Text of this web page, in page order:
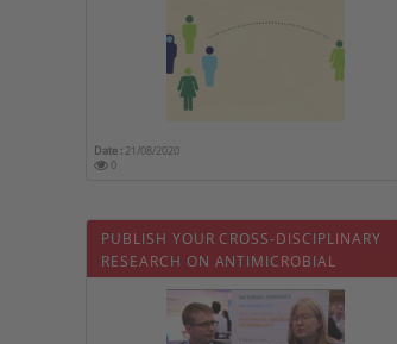
Date : 21/08/2020
0
PUBLISH YOUR CROSS-DISCIPLINARY
RESEARCH ON ANTIMICROBIAL
RESISTANCE IN X-AMR, A POP-UP